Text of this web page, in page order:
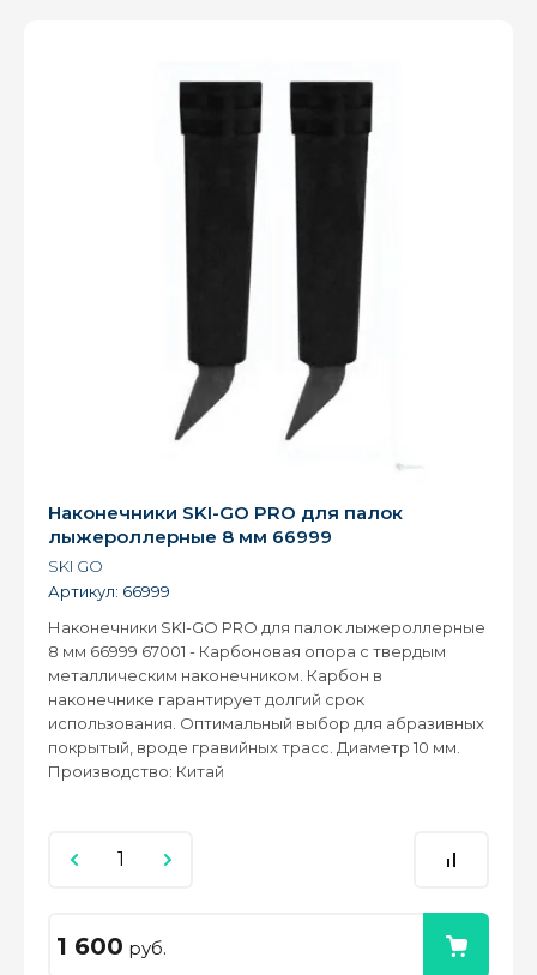
Наконечники SKI-GO PRO для палок
лыжероллерные 8 мм 66999
SKI GO
Артикул: 66999
Наконечники SKI-GO PRO для палок лыжероллерные
8 мм 66999 67001 - Карбоновая опора с твердым
металлическим наконечником. Карбон в
наконечнике гарантирует долгий срок
использования. Оптимальный выбор для абразивных
покрытый, вроде гравийных трасс. Диаметр 10 мм.
Производство: Китай
1 600 руб.